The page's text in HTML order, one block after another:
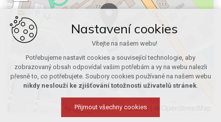
Leaflet
Nastavení cookies
Vítejte na našem webu!
Potřebujeme nastavit cookies a související technologie, aby
zobrazovaný obsah odpovídal vašim potřebám a vy na webu nalezli
přesně to, co potřebujete. Soubory cookies používané na našem webu
nikdy neslouží ke zjišťování totožnosti uživatelů stránek.
Přijmout všechny cookies